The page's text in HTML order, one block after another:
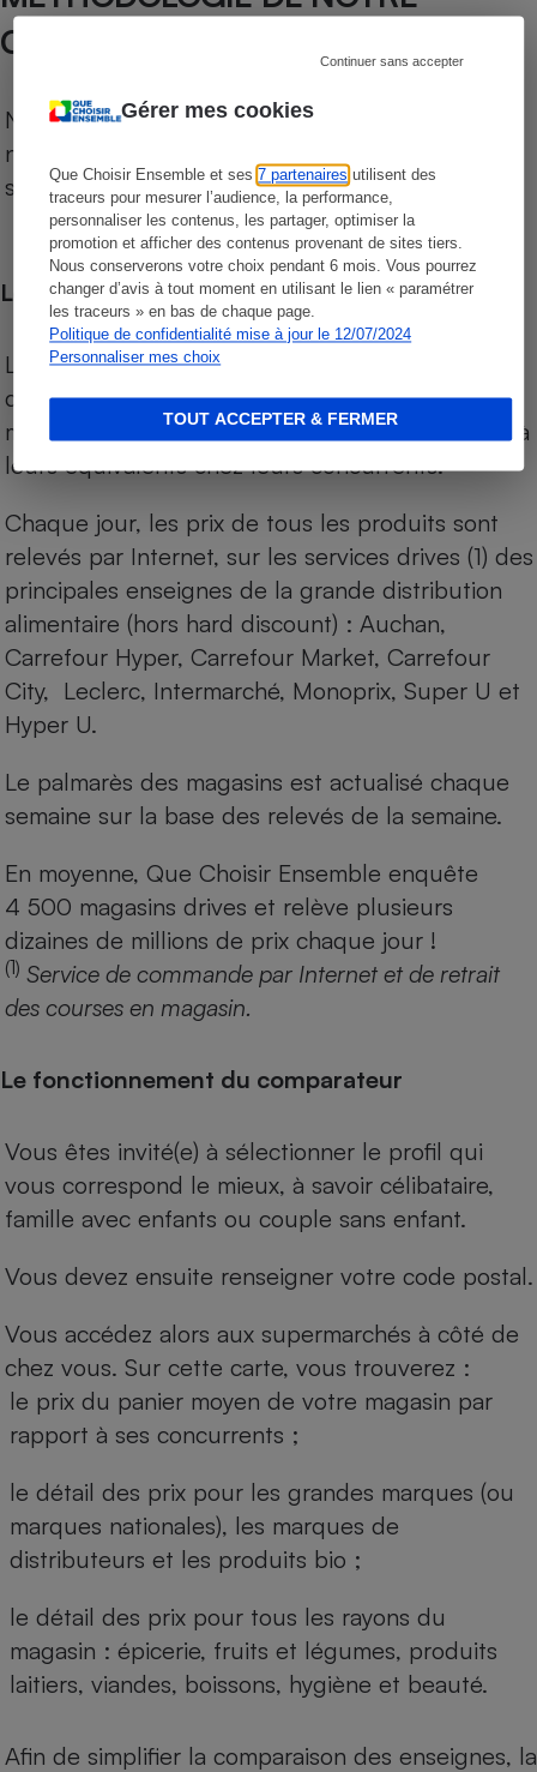
Gérer mes cookies
Que Choisir Ensemble et ses7 partenaires utilisent des
traceurs pour mesurer l’audience, la performance,
personnaliser les contenus, les partager, optimiser la
promotion et afficher des contenus provenant de sites tiers.
Nous conserverons votre choix pendant 6 mois. Vous pourrez
changer d’avis à tout moment en utilisant le lien « paramétrer
les traceurs » en bas de chaque page.
Politique de confidentialité mise à jour le 12/07/2024
Personnaliser mes choix
Continuer sans accepter
TOUT ACCEPTER & FERMER
COMPARATEUR SUPERMARCHÉS
Notre comparateur de supermarchés propose le
niveau de prix des supermarchés, géolocalisés
sur le territoire français.
Les comparaisons de prix
Les comparaisons sont réalisées sur l’ensemble
des produits des magasins. Les produits de
marques de distributeurs (MDD) sont comparés à
leurs équivalents chez leurs concurrents.
Chaque jour, les prix de tous les produits sont
relevés par Internet, sur les services drives (1) des
principales enseignes de la grande distribution
alimentaire (hors hard discount) : Auchan,
Carrefour Hyper, Carrefour Market, Carrefour
City, Leclerc, Intermarché, Monoprix, Super U et
Hyper U.
Le palmarès des magasins est actualisé chaque
semaine sur la base des relevés de la semaine.
En moyenne, Que Choisir Ensemble enquête
4 500 magasins drives et relève plusieurs
dizaines de millions de prix chaque jour !
(1) Service de commande par Internet et de retrait
des courses en magasin.
Le fonctionnement du comparateur
Vous êtes invité(e) à sélectionner le profil qui
vous correspond le mieux, à savoir célibataire,
famille avec enfants ou couple sans enfant.
Vous devez ensuite renseigner votre code postal.
Vous accédez alors aux supermarchés à côté de
chez vous. Sur cette carte, vous trouverez :
le prix du panier moyen de votre magasin par
rapport à ses concurrents ;
le détail des prix pour les grandes marques (ou
marques nationales), les marques de
distributeurs et les produits bio ;
le détail des prix pour tous les rayons du
magasin : épicerie, fruits et légumes, produits
laitiers, viandes, boissons, hygiène et beauté.
Afin de simplifier la comparaison des enseignes, la